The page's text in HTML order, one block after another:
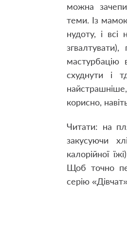
можна
теми. Із
нудоту, і
мастурбацію
схуднути і
корисно,
Читати: на
закусуючи
калорійної
Щоб точно
серію